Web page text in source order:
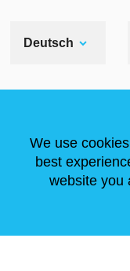
Deutsch
NEUIGKEITEN
ARTIKEL
We use
best
website you